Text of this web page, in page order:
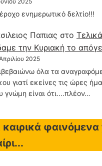
ενημερωτικό δελτίο!!!
Παπιας στο
την Κυριακή το
2025
όλα τα
γιατί εκείνες τις ώρες
γνώμη είναι ότι....πλέον…
καιρικά